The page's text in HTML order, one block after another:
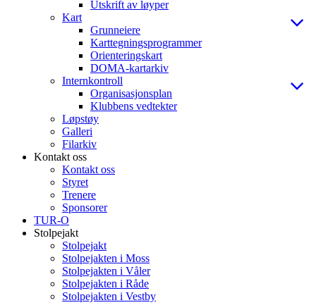
Utskrift av løyper
Kart
Grunneiere
Karttegningsprogrammer
Orienteringskart
DOMA-kartarkiv
Internkontroll
Organisasjonsplan
Klubbens vedtekter
Løpstøy
Galleri
Filarkiv
Kontakt oss
Kontakt oss
Styret
Trenere
Sponsorer
TUR-O
Stolpejakt
Stolpejakt
Stolpejakten i Moss
Stolpejakten i Våler
Stolpejakten i Råde
Stolpejakten i Vestby